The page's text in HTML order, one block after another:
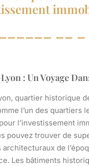
: Un Voyage
quartier historique
l’un des quartiers
l’investissement
pouvez trouver de
architecturaux de
Les bâtiments